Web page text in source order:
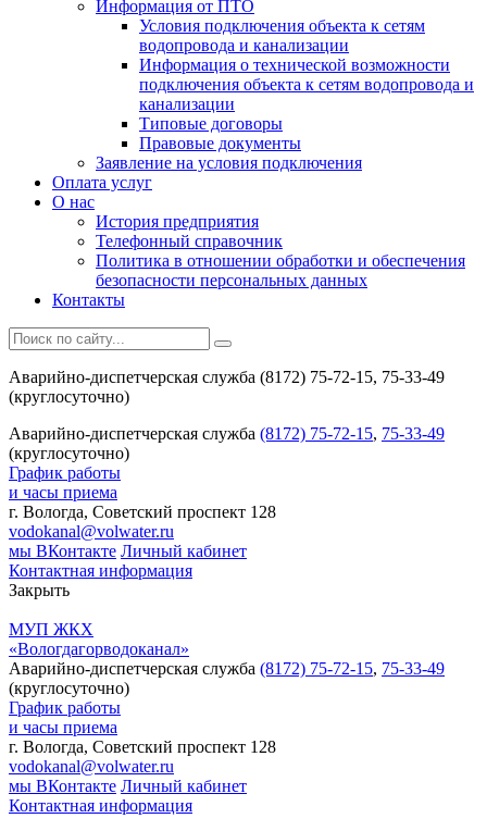
Информация от ПТО
Условия подключения объекта к сетям
водопровода и канализации
Информация о технической возможности
подключения объекта к сетям водопровода и
канализации
Типовые договоры
Правовые документы
Заявление на условия подключения
Оплата услуг
О нас
История предприятия
Телефонный справочник
Политика в отношении обработки и обеспечения
безопасности персональных данных
Контакты
Аварийно-диспетчерская служба (8172) 75-72-15, 75-33-49
(круглосуточно)
Аварийно-диспетчерская служба (8172) 75-72-15, 75-33-49
(круглосуточно)
График работы
и часы приема
г. Вологда, Советский проспект 128
vodokanal@volwater.ru
мы ВКонтакте Личный кабинет
Контактная информация
Закрыть
МУП ЖКХ
«Вологдагорводоканал»
Аварийно-диспетчерская служба (8172) 75-72-15, 75-33-49
(круглосуточно)
График работы
и часы приема
г. Вологда, Советский проспект 128
vodokanal@volwater.ru
мы ВКонтакте Личный кабинет
Контактная информация